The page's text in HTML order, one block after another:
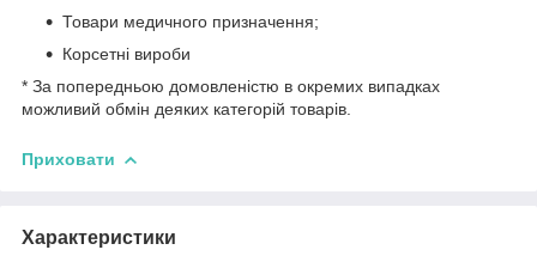
Товари медичного призначення;
Корсетні вироби
* За попередньою домовленістю в окремих випадках
можливий обмін деяких категорій товарів.
Приховати
Характеристики